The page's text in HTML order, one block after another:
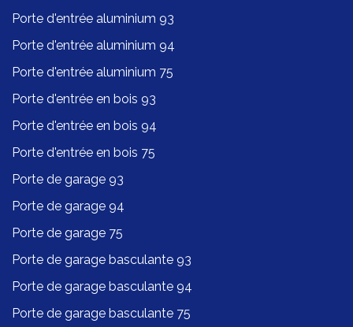
Porte d'entrée aluminium 93
Porte d'entrée aluminium 94
Porte d'entrée aluminium 75
Porte d'entrée en bois 93
Porte d'entrée en bois 94
Porte d'entrée en bois 75
Porte de garage 93
Porte de garage 94
Porte de garage 75
Porte de garage basculante 93
Porte de garage basculante 94
Porte de garage basculante 75